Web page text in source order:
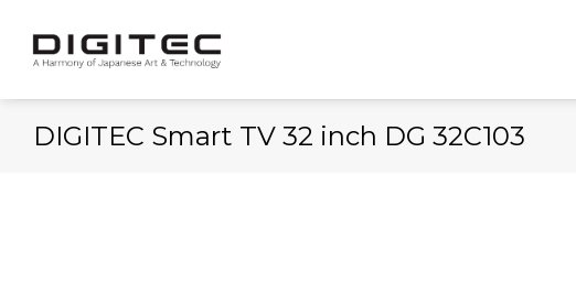
content
DIGITEC Smart TV 32 inch DG 32C103